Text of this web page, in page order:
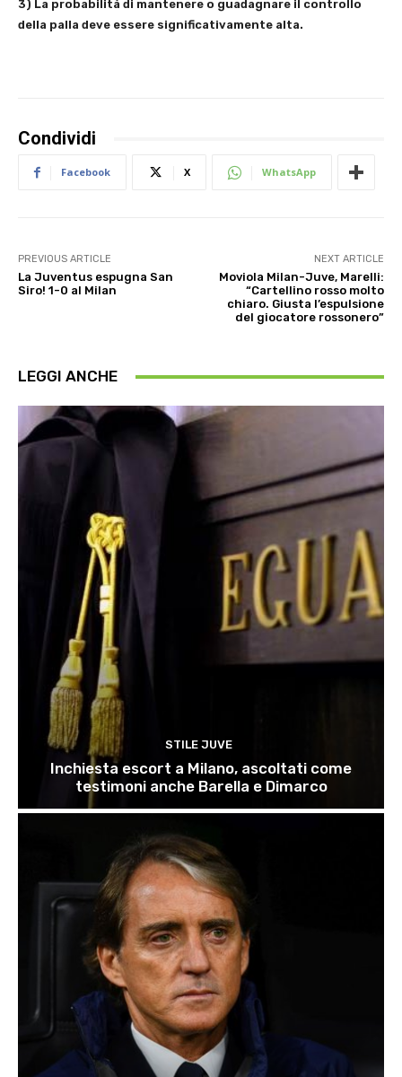
3) La probabilità di mantenere o guadagnare il controllo
della palla deve essere significativamente alta.
Condividi
Facebook X WhatsApp
PREVIOUS ARTICLE
La Juventus espugna San
Siro! 1-0 al Milan
NEXT ARTICLE
Moviola Milan-Juve, Marelli:
“Cartellino rosso molto
chiaro. Giusta l’espulsione
del giocatore rossonero”
LEGGI ANCHE
STILE JUVE
Inchiesta escort a Milano, ascoltati come
testimoni anche Barella e Dimarco